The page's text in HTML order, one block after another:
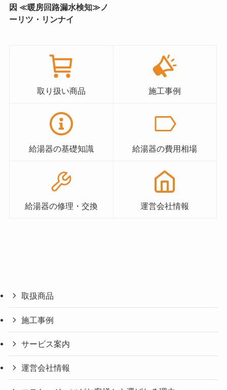
因 ≪暖房回路漏水検知≫ノ
ーリツ・リンナイ
取り扱い商品 施工事例
給湯器の基礎知識 給湯器の費用相場
給湯器の修理・交換 運営会社情報
取扱商品
施工事例
サービス案内
運営会社情報